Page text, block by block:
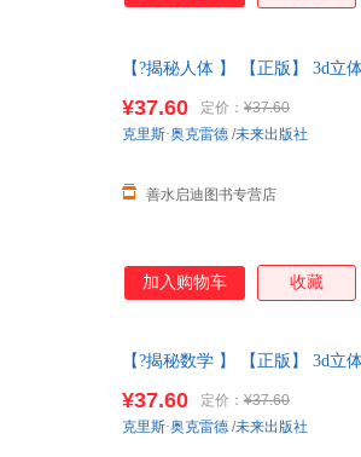
【?揭秘人体 】 【正版】 3d立
系客服】
¥37.60 定价： ¥37.60
善水启迪图书专营店
克里斯·奥克雷德 /未来出版社
加入购物车 收藏
【?揭秘数学 】 【正版】 3d立
系客服】
¥37.60 定价： ¥37.60
克里斯·奥克雷德 /未来出版社